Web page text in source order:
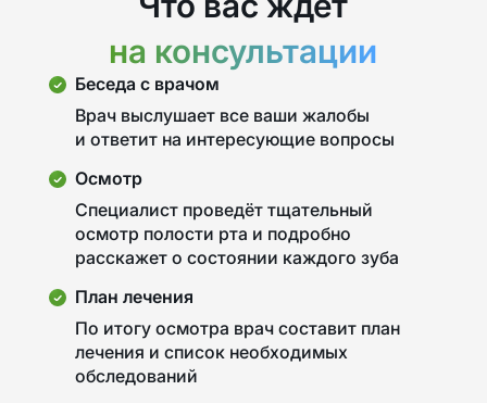
на консультации
Беседа с врачом
Врач выслушает все ваши жалобы
и ответит на интересующие вопросы
Осмотр
Специалист проведёт тщательный
осмотр полости рта и подробно
расскажет о состоянии каждого зуба
План лечения
По итогу осмотра врач составит план
лечения и список необходимых
обследований